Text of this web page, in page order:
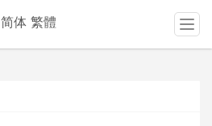
简体 繁體
T
o